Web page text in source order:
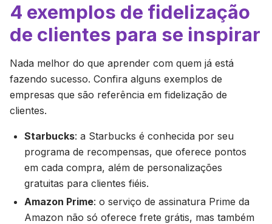
4 exemplos de fidelização
de clientes para se inspirar
Nada melhor do que aprender com quem já está
fazendo sucesso. Confira alguns exemplos de
empresas que são referência em fidelização de
clientes.
Starbucks: a Starbucks é conhecida por seu
programa de recompensas, que oferece pontos
em cada compra, além de personalizações
gratuitas para clientes fiéis.
Amazon Prime: o serviço de assinatura Prime da
Amazon não só oferece frete grátis, mas também